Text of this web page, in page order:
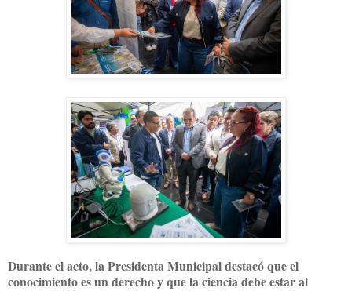
Durante el acto, la Presidenta Municipal destacó que el
conocimiento es un derecho y que la ciencia debe estar al